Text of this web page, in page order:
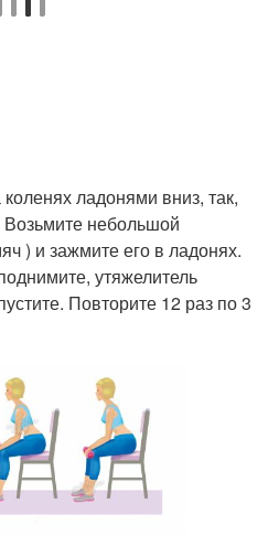
ладонями вниз, так,
небольшой
) и зажмите его в ладонях.
утяжелитель
Повторите 12 раз по 3